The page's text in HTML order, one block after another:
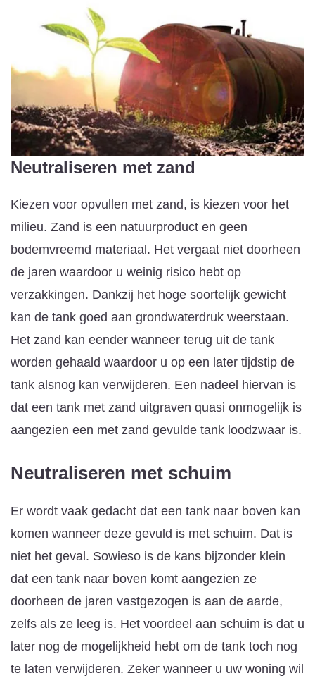
Neutraliseren met zand
Kiezen voor opvullen met zand, is kiezen voor het
milieu. Zand is een natuurproduct en geen
bodemvreemd materiaal. Het vergaat niet doorheen
de jaren waardoor u weinig risico hebt op
verzakkingen. Dankzij het hoge soortelijk gewicht
kan de tank goed aan grondwaterdruk weerstaan.
Het zand kan eender wanneer terug uit de tank
worden gehaald waardoor u op een later tijdstip de
tank alsnog kan verwijderen. Een nadeel hiervan is
dat een tank met zand uitgraven quasi onmogelijk is
aangezien een met zand gevulde tank loodzwaar is.
Neutraliseren met schuim
Er wordt vaak gedacht dat een tank naar boven kan
komen wanneer deze gevuld is met schuim. Dat is
niet het geval. Sowieso is de kans bijzonder klein
dat een tank naar boven komt aangezien ze
doorheen de jaren vastgezogen is aan de aarde,
zelfs als ze leeg is. Het voordeel aan schuim is dat u
later nog de mogelijkheid hebt om de tank toch nog
te laten verwijderen. Zeker wanneer u uw woning wil